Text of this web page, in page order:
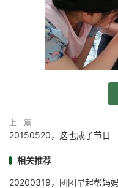
上一篇
20150520，这也成了节日
相关推荐
20200319，团团早起帮妈